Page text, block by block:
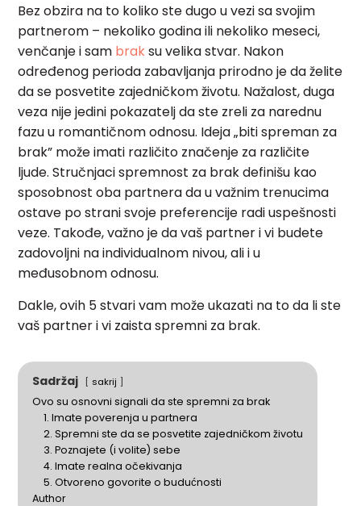
Bez obzira na to koliko ste dugo u vezi sa svojim
partnerom – nekoliko godina ili nekoliko meseci,
venčanje i sam braksu velika stvar. Nakon
određenog perioda zabavljanja prirodno je da želite
da se posvetite zajedničkom životu. Nažalost, duga
veza nije jedini pokazatelj da ste zreli za narednu
fazu u romantičnom odnosu. Ideja „biti spreman za
brak” može imati različito značenje za različite
ljude. Stručnjaci spremnost za brak definišu kao
sposobnost oba partnera da u važnim trenucima
ostave po strani svoje preferencije radi uspešnosti
veze. Takođe, važno je da vaš partner i vi budete
zadovoljni na individualnom nivou, ali i u
međusobnom odnosu.
Dakle, ovih 5 stvari vam može ukazati na to da li ste
vaš partner i vi zaista spremni za brak.
Sadržaj sakrij
Ovo su osnovni signali da ste spremni za brak
1. Imate poverenja u partnera
2. Spremni ste da se posvetite zajedničkom životu
3. Poznajete (i volite) sebe
4. Imate realna očekivanja
5. Otvoreno govorite o budućnosti
Author